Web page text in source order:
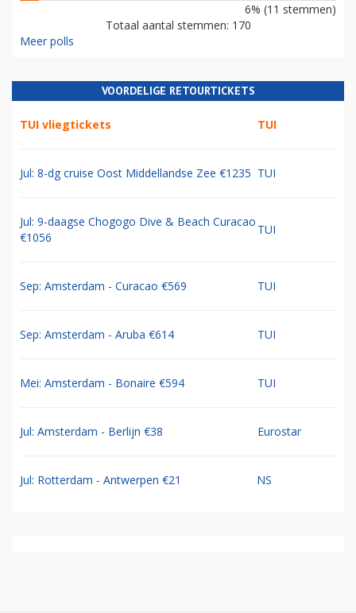
6% (11 stemmen)
Totaal aantal stemmen: 170
Meer polls
VOORDELIGE RETOURTICKETS
TUI vliegtickets TUI
Jul: 8-dg cruise Oost Middellandse Zee €1235 TUI
Jul: 9-daagse Chogogo Dive & Beach Curacao
€1056
TUI
Sep: Amsterdam - Curacao €569 TUI
Sep: Amsterdam - Aruba €614 TUI
Mei: Amsterdam - Bonaire €594 TUI
Jul: Amsterdam - Berlijn €38 Eurostar
Jul: Rotterdam - Antwerpen €21 NS